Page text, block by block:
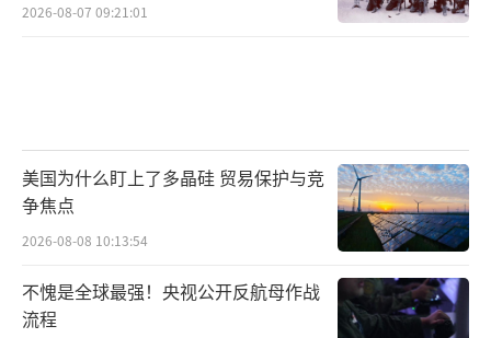
2026-08-07 09:21:01
美国为什么盯上了多晶硅 贸易保护与竞
争焦点
2026-08-08 10:13:54
不愧是全球最强！央视公开反航母作战
流程